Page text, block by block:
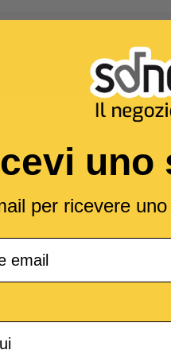
4
uno
per ricevere uno